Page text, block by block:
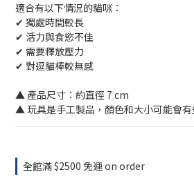
適合有以下情況的貓咪：
✔ 獨處時間較長
✔ 活力與食慾不佳
✔ 需要釋放壓力
✔ 對逗貓棒較無感
▲ 產品尺寸：約直徑 7 cm
▲ 玩具是手工製品，顏色和大小可能會
全館滿 $2500 免運 on order